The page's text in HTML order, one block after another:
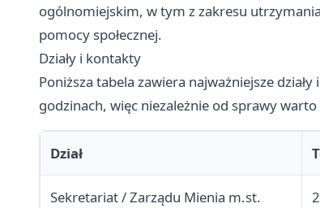
ogólnomiejskim, w tym z zakresu
pomocy społecznej.
Działy i kontakty
Poniższa tabela zawiera najważniejsze
godzinach, więc niezależnie od sprawy
Dział
Sekretariat / Zarządu Mienia m.st.